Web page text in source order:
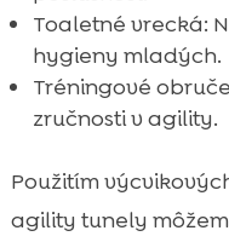
Toaletné vrecká:
hygieny mladých.
Tréningové
zručnosti v agility.
Použitím
agility tunely